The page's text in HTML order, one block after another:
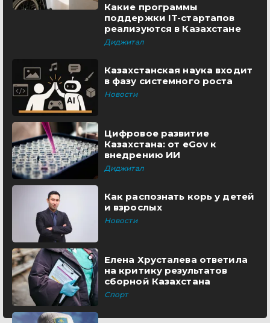
Какие программы
поддержки IT-стартапов
реализуются в Казахстане
Диджитал
Казахстанская наука входит
в фазу системного роста
Новости
Цифровое развитие
Казахстана: от eGov к
внедрению ИИ
Диджитал
Как распознать корь у детей
и взрослых
Новости
Елена Хрусталева ответила
на критику результатов
сборной Казахстана
Спорт